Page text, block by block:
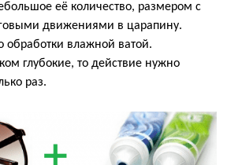
её количество, размером с
движениями в царапину.
обработки влажной ватой.
глубокие, то действие нужно
раз.